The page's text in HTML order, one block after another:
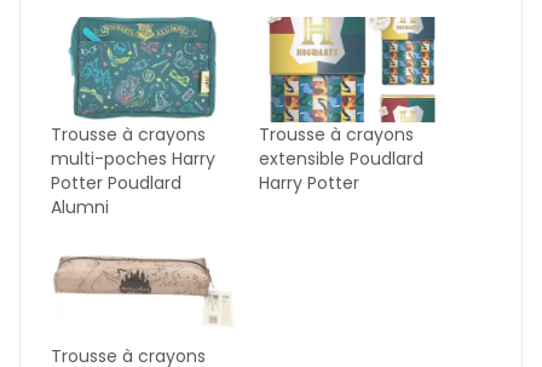
Trousse à crayons
multi-poches Harry
Potter Poudlard
Alumni
Trousse à crayons
extensible Poudlard
Harry Potter
Trousse à crayons